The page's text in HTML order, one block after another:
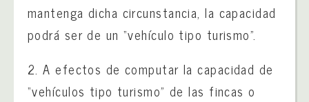
mantenga dicha circunstancia, la capacidad
podrá ser de un “vehículo tipo turismo”.
2. A efectos de computar la capacidad de
“vehículos tipo turismo” de las fincas o